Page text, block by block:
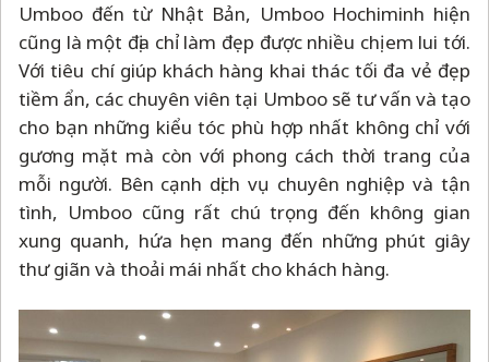
Umboo đến từ Nhật Bản, Umboo Hochiminh hiện
cũng là một địa chỉ làm đẹp được nhiều chị em lui tới.
Với tiêu chí giúp khách hàng khai thác tối đa vẻ đẹp
tiềm ẩn, các chuyên viên tại Umboo sẽ tư vấn và tạo
cho bạn những kiểu tóc phù hợp nhất không chỉ với
gương mặt mà còn với phong cách thời trang của
mỗi người. Bên cạnh dịch vụ chuyên nghiệp và tận
tình, Umboo cũng rất chú trọng đến không gian
xung quanh, hứa hẹn mang đến những phút giây
thư giãn và thoải mái nhất cho khách hàng.